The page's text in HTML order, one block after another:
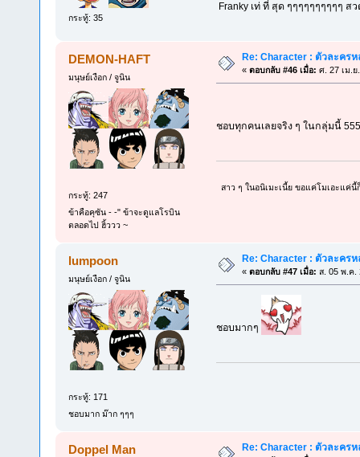
กระทู้: 35
Franky เท่ ที่ สุด ๆๆๆๆๆๆๆๆๆๆ
DEMON-HAFT
มนุษย์เงือก / จูนิน
กระทู้: 247
ข้าคือคุซัน - -" ข้าจะดูแลโรบิน
ตลอดไป ฮิ้ววว ~
Re: Character : ตัวละคร
« ตอบกลับ #46 เมื่อ: ศ. 27 เม.ย
ชอบทุกคนเลยจริง ๆ ในกลุ่มนี้
สาว ๆ ในอนิเมะเนี้ย ขอแค่โมเอะแค่นี้
lumpoon
มนุษย์เงือก / จูนิน
กระทู้: 171
ชอบมาก ม๊าก ๆๆๆ
Re: Character : ตัวละคร
« ตอบกลับ #47 เมื่อ: ส. 05 พ.ค.
ชอบมากๆ
Doppel Man Re: Character : ตัวละคร